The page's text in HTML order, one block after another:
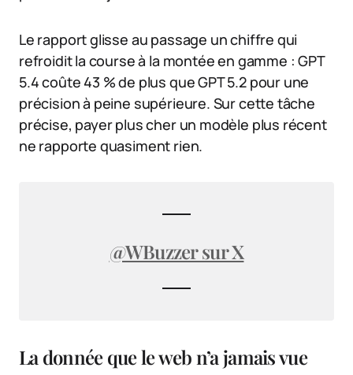
Le rapport glisse au passage un chiffre qui
refroidit la course à la montée en gamme : GPT
5.4 coûte 43 % de plus que GPT 5.2 pour une
précision à peine supérieure. Sur cette tâche
précise, payer plus cher un modèle plus récent
ne rapporte quasiment rien.
@WBuzzer sur X
La donnée que le web n’a jamais vue